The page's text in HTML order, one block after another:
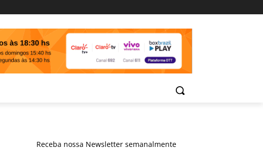
Receba nossa Newsletter semanalmente